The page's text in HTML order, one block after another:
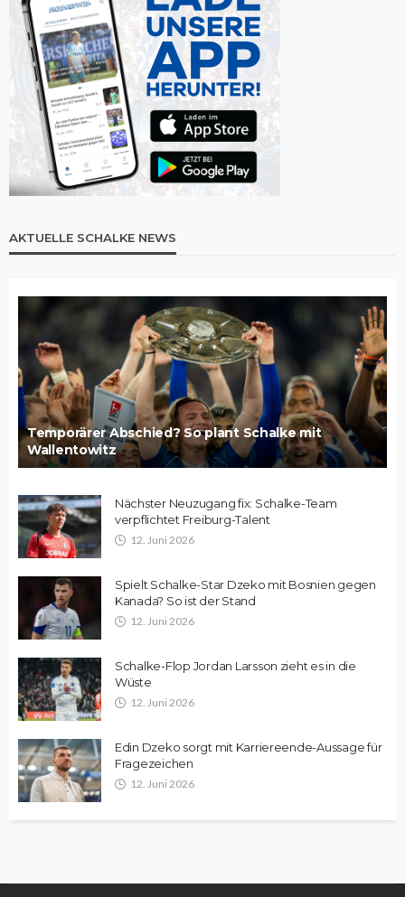
AKTUELLE SCHALKE NEWS
Temporärer Abschied? So plant Schalke mit
Wallentowitz
Nächster Neuzugang fix: Schalke-Team
verpflichtet Freiburg-Talent
12. Juni 2026
Spielt Schalke-Star Dzeko mit Bosnien gegen
Kanada? So ist der Stand
12. Juni 2026
Schalke-Flop Jordan Larsson zieht es in die
Wüste
12. Juni 2026
Edin Dzeko sorgt mit Karriereende-Aussage für
Fragezeichen
12. Juni 2026